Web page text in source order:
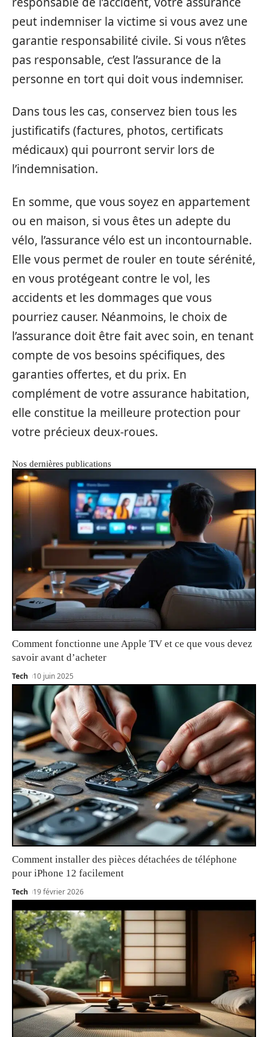
peut indemniser la victime si vous avez une
garantie responsabilité civile. Si vous n’êtes
pas responsable, c’est l’assurance de la
personne en tort qui doit vous indemniser.
Dans tous les cas, conservez bien tous les
justificatifs (factures, photos, certificats
médicaux) qui pourront servir lors de
l’indemnisation.
En somme, que vous soyez en appartement
ou en maison, si vous êtes un adepte du
vélo, l’assurance vélo est un incontournable.
Elle vous permet de rouler en toute sérénité,
en vous protégeant contre le vol, les
accidents et les dommages que vous
pourriez causer. Néanmoins, le choix de
l’assurance doit être fait avec soin, en tenant
compte de vos besoins spécifiques, des
garanties offertes, et du prix. En
complément de votre assurance habitation,
elle constitue la meilleure protection pour
votre précieux deux-roues.
Nos dernières publications
Comment fonctionne une Apple TV et ce que vous devez
savoir avant d’acheter
Tech 10 juin 2025
Comment installer des pièces détachées de téléphone
pour iPhone 12 facilement
Tech 19 février 2026